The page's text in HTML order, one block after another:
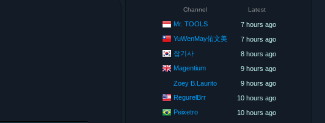
Channel Latest
Mr. TOOLS
7 hours ago
YuWenMay佑文美
7 hours ago
잡기사
8 hours ago
Magentium
9 hours ago
Zoey B.Laurito
9 hours ago
RegurelBrr
10 hours ago
Peixetro
10 hours ago